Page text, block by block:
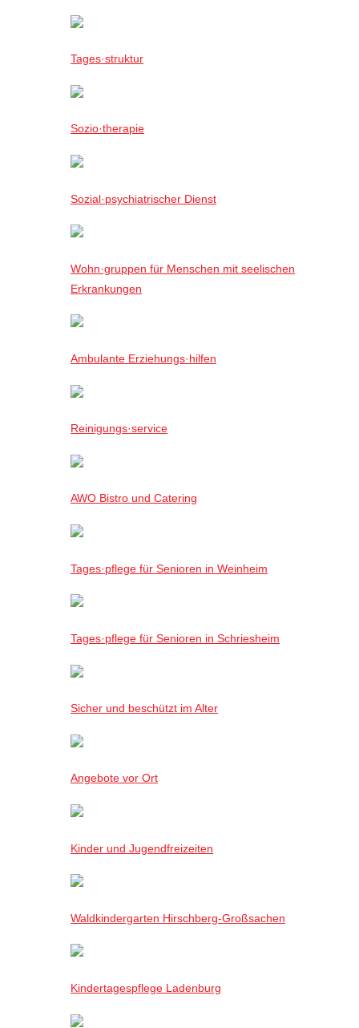
Tages·struktur
Sozio·therapie
Sozial·psychiatrischer Dienst
Wohn·gruppen für Menschen mit seelischen
Erkrankungen
Ambulante Erziehungs·hilfen
Reinigungs·service
AWO Bistro und Catering
Tages·pflege für Senioren in Weinheim
Tages·pflege für Senioren in Schriesheim
Sicher und beschützt im Alter
Angebote vor Ort
Kinder und Jugendfreizeiten
Waldkindergarten Hirschberg-Großsachen
Kindertagespflege Ladenburg